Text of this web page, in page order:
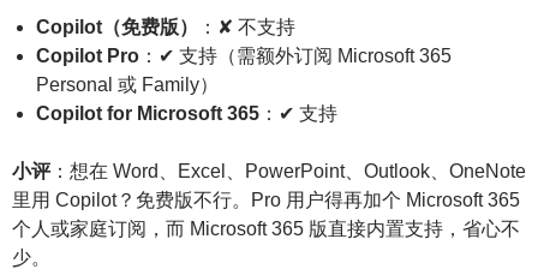
Copilot（免费版）
：✘ 不支持
Copilot Pro ：✔ 支持（需额外订阅 Microsoft 365
Personal 或 Family）
Copilot for Microsoft 365 ：✔ 支持
小评：想在 Word、Excel、PowerPoint、Outlook、OneNote
里用 Copilot？免费版不行。Pro 用户得再加个 Microsoft 365
个人或家庭订阅，而 Microsoft 365 版直接内置支持，省心不
少。